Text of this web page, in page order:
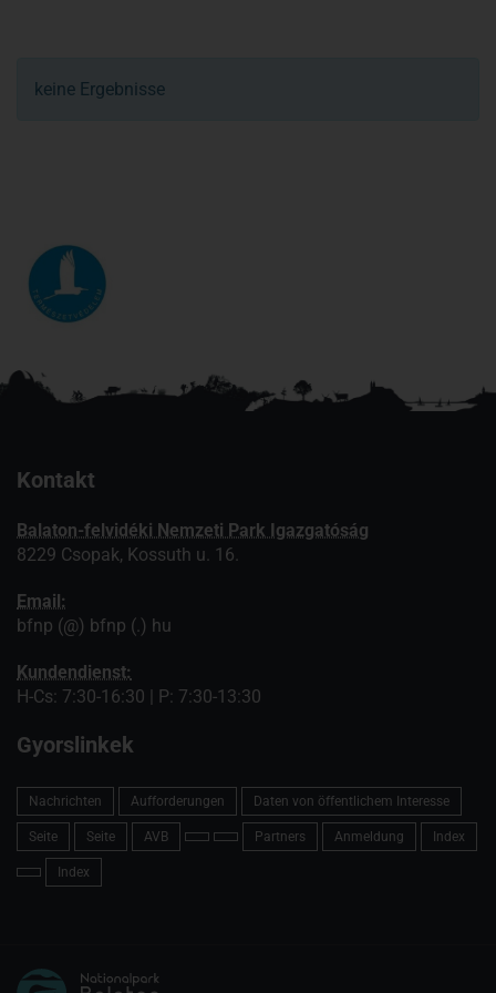
keine Ergebnisse
Kontakt
Balaton-felvidéki Nemzeti Park Igazgatóság
8229 Csopak, Kossuth u. 16.
Email:
bfnp (@) bfnp (.) hu
Kundendienst:
H-Cs: 7:30-16:30 | P: 7:30-13:30
Gyorslinkek
Nachrichten Aufforderungen Daten von öffentlichem Interesse
Seite Seite AVB Partners Anmeldung Index
Index